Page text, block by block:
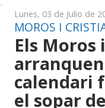
Lunes, 03 de Julio de
MOROS I
Els Moros
calendari
el sopar